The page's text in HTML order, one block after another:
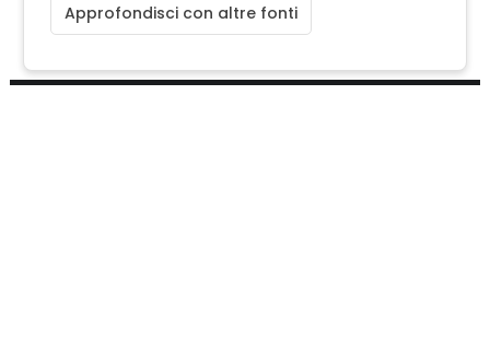
Approfondisci con altre fonti